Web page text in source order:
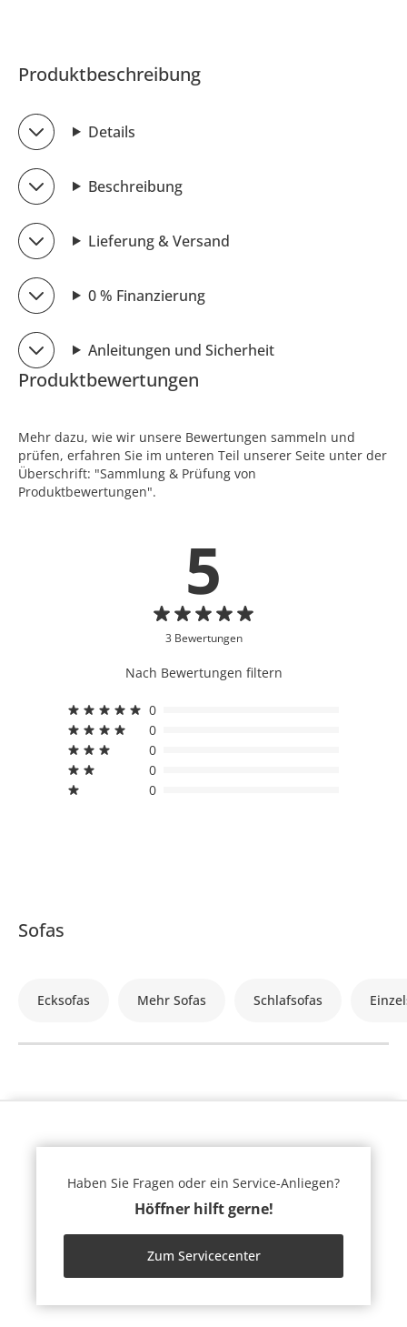
Produktbeschreibung
Details
Beschreibung
Lieferung & Versand
0 % Finanzierung
Anleitungen und Sicherheit
Produktbewertungen
Mehr dazu, wie wir unsere Bewertungen sammeln und
prüfen, erfahren Sie im unteren Teil unserer Seite unter der
Überschrift: "Sammlung & Prüfung von
Produktbewertungen".
5
3 Bewertungen
Nach Bewertungen filtern
0
0
0
0
0
Sofas
Ecksofas Mehr Sofas Schlafsofas
Haben Sie Fragen oder ein Service-Anliegen?
Höffner hilft gerne!
Zum Servicecenter